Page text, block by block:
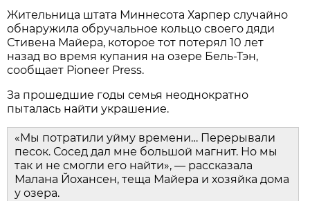
Жительница штата Миннесота Харпер случайно
обнаружила обручальное кольцо своего дяди
Стивена Майера, которое тот потерял 10 лет
назад во время купания на озере Бель-Тэн,
сообщает Pioneer Press.
За прошедшие годы семья неоднократно
пыталась найти украшение.
«Мы потратили уйму времени… Перерывали
песок. Сосед дал мне большой магнит. Но мы
так и не смогли его найти», — рассказала
Малана Йохансен, теща Майера и хозяйка дома
у озера.